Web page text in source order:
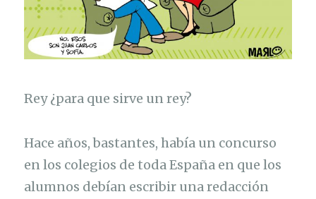
Rey ¿para que sirve un rey?
Hace años, bastantes, había un concurso
en los colegios de toda España en que los
alumnos debían escribir una redacción